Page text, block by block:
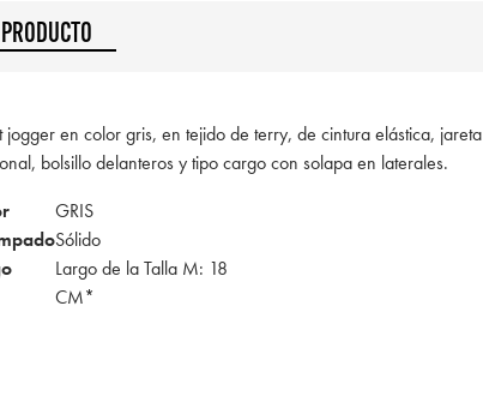
jogger en color gris, en tejido de terry, de cintura elástica, jareta
bolsillo delanteros y tipo cargo con solapa en laterales.
GRIS
Sólido
Largo de la Talla M: 18
CM*